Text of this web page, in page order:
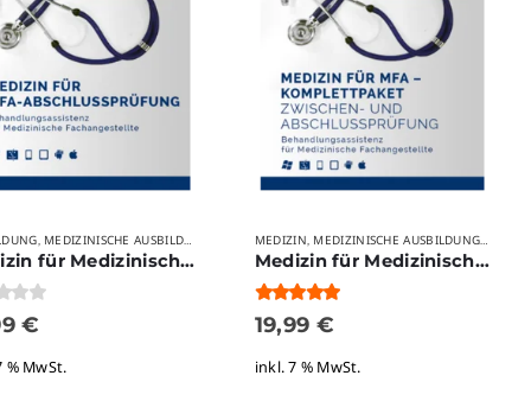
BERUFE,WEITERBILDUNG
,VERLAGE
, MEDIZINISCHE AUSBILDUNGSBERUFE ,SABINA MANDT,VERLAGE
Medizin für Medizinische Fachangestellte – Abschlussprüfung
5 €
% MwSt.
MEDIZIN, MEDIZINISCHE AUSBILDUNGSBERUFE
Medizin für Medizinische Fachangestellte – Zwischen- & Abschlussprüfung
5.00von 5
19,99 €
inkl. 7 % MwSt.